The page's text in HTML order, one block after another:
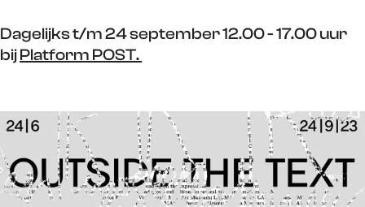
Dagelijks t/m 24 september 12.00 - 17.00 uur
bijPlatform POST.